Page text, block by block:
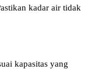
kadar air tidak
kapasitas yang